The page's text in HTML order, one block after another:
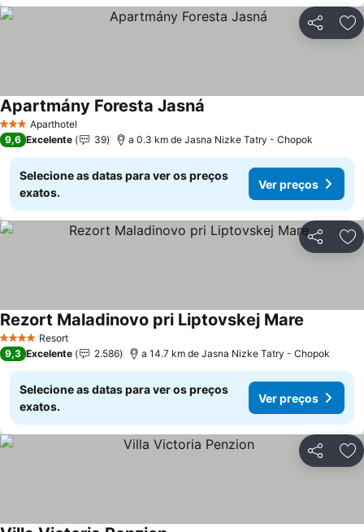
Partilhar
3 EstrelasAparthotel
Apartmány Foresta Jasná
9,6 Excelente 39 a 0.3 km de Jasna Nizke Tatry - Chopok
Selecione as datas para ver os preços
exatos.
Ver preços
Partilhar
4 EstrelasResort
Rezort Maladinovo pri Liptovskej Mare
9,3 Excelente 2.586 a 14.7 km de Jasna Nizke Tatry - Chopok
Selecione as datas para ver os preços
exatos.
Ver preços
Partilhar